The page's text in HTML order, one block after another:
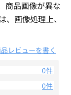
商品画像が異な
、画像処理上、
レビューを書く
0件
0件